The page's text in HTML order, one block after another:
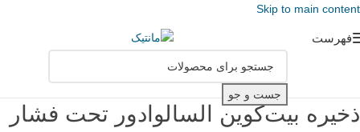
Skip to main content
فهرست
جست و جو
ذخیره بیت‌کوین السالوادور تحت فشار